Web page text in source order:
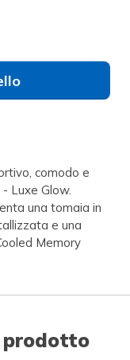
comodo e
Luxe Glow.
una tomaia in
e una
Memory